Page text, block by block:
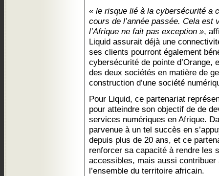
« le risque lié à la cybersécurité a
cours de l’année passée. Cela est
l’Afrique ne fait pas exception »,
Liquid assurait déjà une
ses clients pourront également
cybersécurité de pointe d’Orange,
des deux sociétés en matière de
construction d’une société
Pour Liquid, ce partenariat
pour atteindre son objectif de de
services numériques en Afrique.
parvenue à un tel succès en
depuis plus de 20 ans, et ce
renforcer sa capacité à rendre les
accessibles, mais aussi contribuer
l’ensemble du territoire africain.